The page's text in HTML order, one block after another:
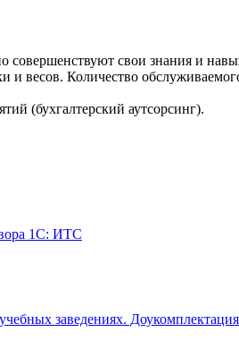
свои знания и
Количество
(бухгалтерский аутсорсинг).
1С: ИТС
заведениях.